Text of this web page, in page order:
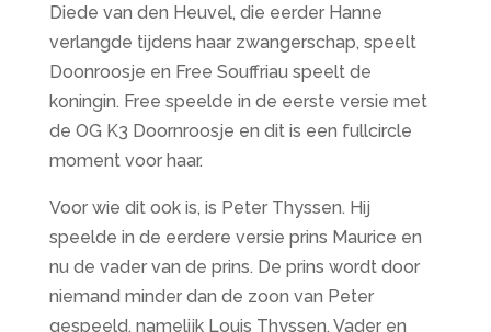
Diede van den Heuvel, die eerder Hanne
verlangde tijdens haar zwangerschap, speelt
Doonroosje en Free Souffriau speelt de
koningin. Free speelde in de eerste versie met
de OG K3 Doornroosje en dit is een fullcircle
moment voor haar.
Voor wie dit ook is, is Peter Thyssen. Hij
speelde in de eerdere versie prins Maurice en
nu de vader van de prins. De prins wordt door
niemand minder dan de zoon van Peter
gespeeld, namelijk Louis Thyssen. Vader en